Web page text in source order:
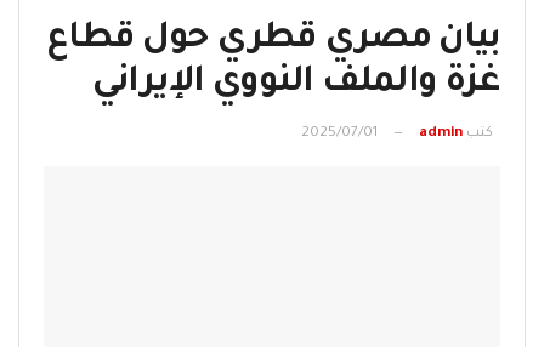
بيان مصري قطري حول قطاع
غزة والملف النووي الإيراني
كتب admin
2025/07/01